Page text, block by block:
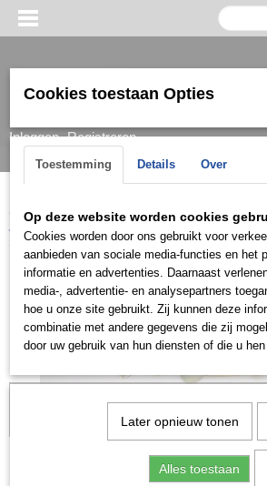
Inloggen Registreren
Home > Armband > Dames Goud/ witgoud
ARGO818
Let op: het kan voorkomen dat het
verkocht; in dat geval nemen wij
Cookies toestaan Opties
Toestemming Details Over
Op deze website worden cookies
Cookies worden door ons gebruikt voor
aanbieden van sociale media-functies en het
informatie en advertenties. Daarnaast
media-, advertentie- en analysepartners
hoe u onze site gebruikt. Zij kunnen deze
combinatie met andere gegevens die zij
door uw gebruik van hun diensten of die u
Later opnieuw tonen
Alles toestaan